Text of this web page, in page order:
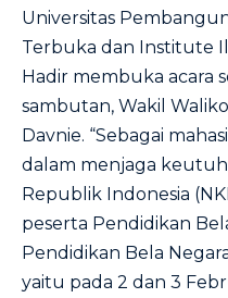
Universitas
Terbuka dan Institute
Hadir membuka acara
sambutan, Wakil
Davnie. “Sebagai
dalam menjaga
Republik Indonesia
peserta Pendidikan
Pendidikan Bela
yaitu pada 2 dan 3